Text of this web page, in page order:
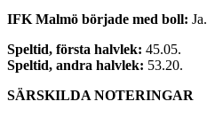
IFK Malmö började med boll: Ja.
Speltid, första halvlek: 45.05.
Speltid, andra halvlek: 53.20.
SÄRSKILDA NOTERINGAR